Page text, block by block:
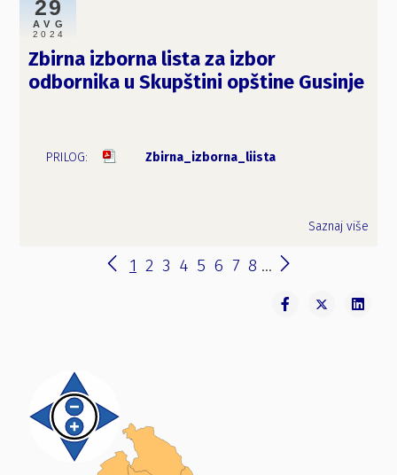
29
AVG
2024
Zbirna izborna lista za izbor
odbornika u Skupštini opštine Gusinje
Zbirna_izborna_liista
Saznaj više
1 2 3 4 5 6 7 8 ...